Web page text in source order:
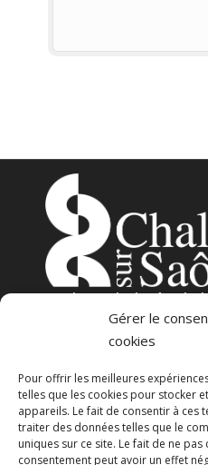
3place de l’Hôtel-
71100 – Chalon-
Gérer le
cookies
Pour offrir les meilleures
telles que les cookies pour stocker
appareils. Le fait de consentir à ces
traiter des données telles que le
uniques sur ce site. Le fait de ne
consentement peut avoir un effet